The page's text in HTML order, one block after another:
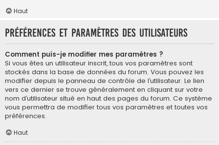
Haut
Préférences et paramètres des utilisateurs
Comment puis-je modifier mes paramètres ?
Si vous êtes un utilisateur inscrit, tous vos paramètres sont
stockés dans la base de données du forum. Vous pouvez les
modifier depuis le panneau de contrôle de l’utilisateur. Le lien
vers ce dernier se trouve généralement en cliquant sur votre
nom d’utilisateur situé en haut des pages du forum. Ce système
vous permettra de modifier tous vos paramètres et toutes vos
préférences.
Haut